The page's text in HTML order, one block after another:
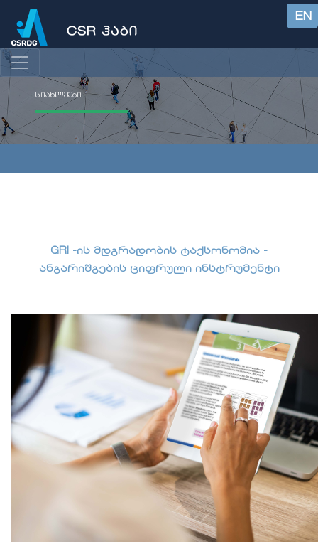
EN
სიახლეები
GRI -ის მდგრადობის ტაქსონომია -
ანგარიშგების ციფრული ინსტრუმენტი